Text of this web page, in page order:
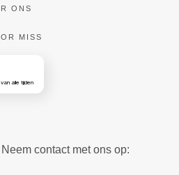
ONS
MISS
van alle tijden
contact met ons op: